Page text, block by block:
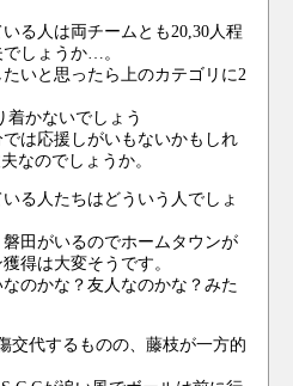
る人は両チームとも20,30人程
しょうか…。
いと思ったら上のカテゴリに2
着かないでしょう
は応援しがいもないかもしれ
なのでしょうか。
る人たちはどういう人でしょ
田がいるのでホームタウンが
得は大変そうです。
のかな？友人なのかな？みた
交代するものの、藤枝が一方的